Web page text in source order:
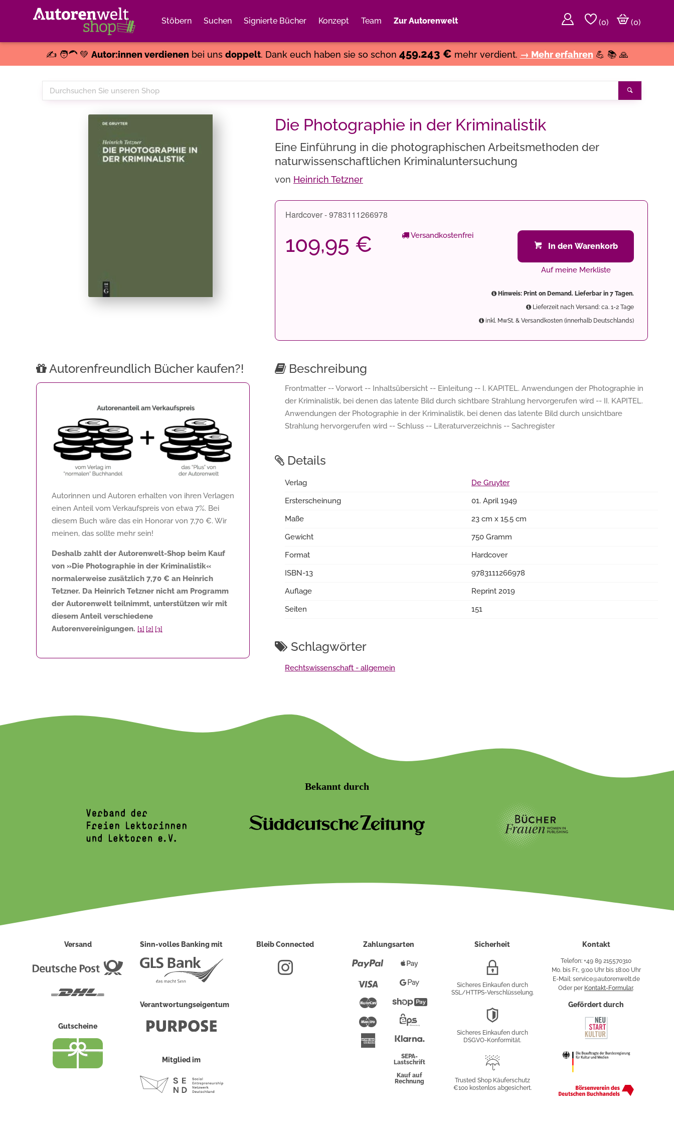
Stöbern Suchen Signierte Bücher Konzept Team Zur Autorenwelt (0)
(0)
✍️ 🧑‍🦱 💚 Autor:innen verdienenbei uns doppelt. Dank euch haben sie so schon 459.243 € mehr verdient. → Mehr erfahren 💪 📚 🙏
Durchsuchen
Sie
Die Photographie in der Kriminalistik
Eine Einführung in die photographischen Arbeitsmethoden der
naturwissenschaftlichen Kriminaluntersuchung
von Heinrich Tetzner
Hardcover - 9783111266978
109,95 € Versandkostenfrei
In den Warenkorb
Auf meine Merkliste
Hinweis: Print on Demand. Lieferbar in 7 Tagen.
Lieferzeit nach Versand: ca. 1-2 Tage
inkl. MwSt. & Versandkosten (innerhalb Deutschlands)
Autorenfreundlich Bücher kaufen?!
Autorinnen und Autoren erhalten von ihren Verlagen
einen Anteil vom Verkaufspreis von etwa 7%. Bei
diesem Buch wäre das ein Honorar von 7,70 €. Wir
meinen, das sollte mehr sein!
Deshalb zahlt der Autorenwelt-Shop beim Kauf
von »Die Photographie in der Kriminalistik«
normalerweise zusätzlich 7,70 € an Heinrich
Tetzner. Da Heinrich Tetzner nicht am Programm
der Autorenwelt teilnimmt, unterstützen wir mit
diesem Anteil verschiedene
Autorenvereinigungen. [1] [2] [3]
Beschreibung
Frontmatter -- Vorwort -- Inhaltsübersicht -- Einleitung -- I. KAPITEL. Anwendungen der Photographie in
der Kriminalistik, bei denen das latente Bild durch sichtbare Strahlung hervorgerufen wird -- II. KAPITEL.
Anwendungen der Photographie in der Kriminalistik, bei denen das latente Bild durch unsichtbare
Strahlung hervorgerufen wird -- Schluss -- Literaturverzeichnis -- Sachregister
Details
Verlag
De Gruyter
Ersterscheinung
01. April 1949
Maße
23 cm x 15.5 cm
Gewicht
750 Gramm
Format
Hardcover
ISBN-13
9783111266978
Auflage
Reprint 2019
Seiten
151
Schlagwörter
Rechtswissenschaft - allgemein
Bekannt durch
Versand
Deutsche
Gutscheine
Sinn-volles Banking mit
Verantwortungseigentum
Mitglied im
Bleib Connected Zahlungsarten
Paypal
Mastercard
Maestro
American
Express
Pay
PayShopify
Überweisung
SEPA-
Lastschrift
Kauf auf
Rechnung
Sicherheit
Verschlüsselung
Sicheres Einkaufen durch
SSL/HTTPS-Verschlüsselung.
Sicheres Einkaufen durch
DSGVO-Konformität.
Käuferschutz
Trusted Shop Käuferschutz
€100 kostenlos abgesichert.
Kontakt
Telefon: +49 89 215570310
Mo. bis Fr., 9:00 Uhr bis 18:00 Uhr
E-Mail: service@autorenwelt.de
Oder per Kontakt-Formular.
Gefördert durch